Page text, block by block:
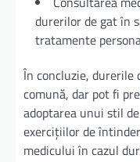
durerilor de gat în
tratamente
În concluzie, durerile
comună, dar pot fi
adoptarea unui stil
exercițiilor de
medicului în cazul